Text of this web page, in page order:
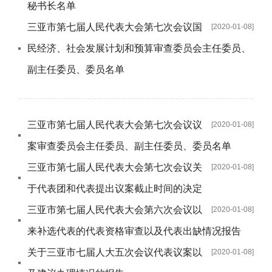
秘书长名单
[2020-01-08]
三亚市第七届人民代表大会第七次会议国
民经济、社会发展计划和预算审查委员会主任委员、
副主任委员、委员名单
[2020-01-08]
三亚市第七届人民代表大会第七次会议议
案审查委员会主任委员、副主任委员、委员名单
[2020-01-08]
三亚市第七届人民代表大会第七次会议关
于代表团和代表提出议案截止时间的决定
[2020-01-08]
三亚市第七届人民代表大会第六次会议以
来补选代表的代表资格审查以及代表出缺情况报告
[2020-01-08]
关于三亚市七届人大五次会议代表议案以